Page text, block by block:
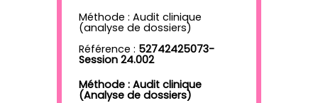
Méthode : Audit clinique
(analyse de dossiers)
Référence : 52742425073-
Session 24.002
Méthode : Audit clinique
(Analyse de dossiers)